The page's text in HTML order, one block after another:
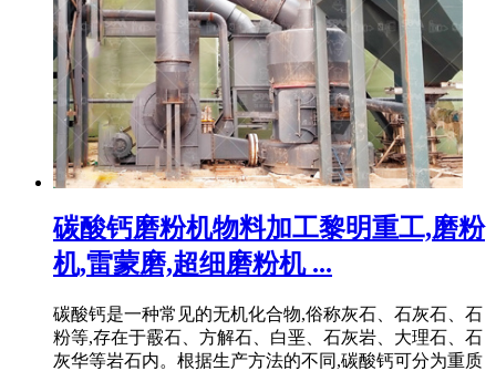
碳酸钙磨粉机物料加工黎明重工,磨粉
机,雷蒙磨,超细磨粉机 ...
碳酸钙是一种常见的无机化合物,俗称灰石、石灰石、石
粉等,存在于霰石、方解石、白垩、石灰岩、大理石、石
灰华等岩石内。根据生产方法的不同,碳酸钙可分为重质